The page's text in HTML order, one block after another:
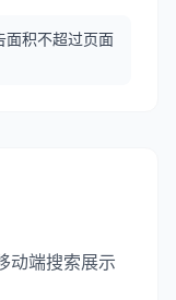
面积不超过页面
动端搜索展示